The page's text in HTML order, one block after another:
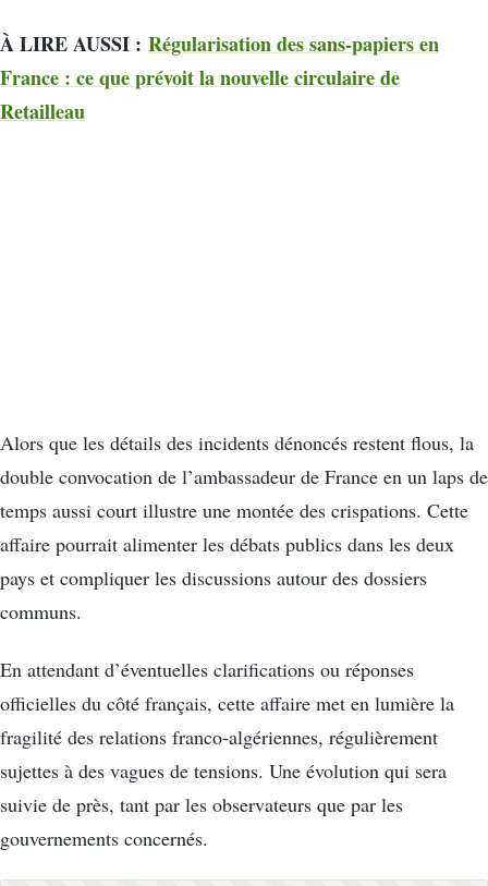
À LIRE AUSSI : Régularisation des sans-papiers en
France : ce que prévoit la nouvelle circulaire de
Retailleau
Alors que les détails des incidents dénoncés restent flous, la
double convocation de l’ambassadeur de France en un laps de
temps aussi court illustre une montée des crispations. Cette
affaire pourrait alimenter les débats publics dans les deux
pays et compliquer les discussions autour des dossiers
communs.
En attendant d’éventuelles clarifications ou réponses
officielles du côté français, cette affaire met en lumière la
fragilité des relations franco-algériennes, régulièrement
sujettes à des vagues de tensions. Une évolution qui sera
suivie de près, tant par les observateurs que par les
gouvernements concernés.